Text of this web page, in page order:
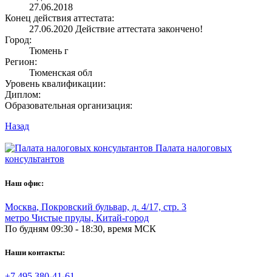
27.06.2018
Конец действия аттестата:
27.06.2020 Действие аттестата закончено!
Город:
Тюмень г
Регион:
Тюменская обл
Уровень квалификации:
Диплом:
Образовательная организация:
Назад
Палата налоговых
консультантов
Наш офис:
Москва, Покровский бульвар, д. 4/17, стр. 3
метро Чистые пруды, Китай-город
По будням 09:30 - 18:30, время МСК
Наши контакты: